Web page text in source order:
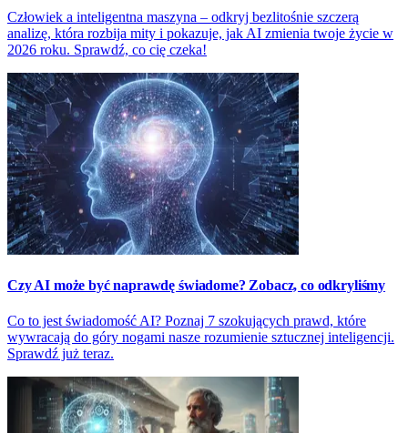
Człowiek a inteligentna maszyna – odkryj bezlitośnie szczerą
analizę, która rozbija mity i pokazuje, jak AI zmienia twoje życie w
2026 roku. Sprawdź, co cię czeka!
Czy AI może być naprawdę świadome? Zobacz, co odkryliśmy
Co to jest świadomość AI? Poznaj 7 szokujących prawd, które
wywracają do góry nogami nasze rozumienie sztucznej inteligencji.
Sprawdź już teraz.